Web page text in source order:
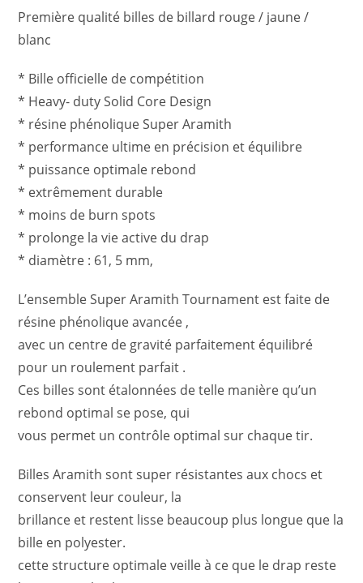
Première qualité billes de billard rouge / jaune /
blanc
* Bille officielle de compétition
* Heavy- duty Solid Core Design
* résine phénolique Super Aramith
* performance ultime en précision et équilibre
* puissance optimale rebond
* extrêmement durable
* moins de burn spots
* prolonge la vie active du drap
* diamètre : 61, 5 mm,
L’ensemble Super Aramith Tournament est faite de
résine phénolique avancée ,
avec un centre de gravité parfaitement équilibré
pour un roulement parfait .
Ces billes sont étalonnées de telle manière qu’un
rebond optimal se pose, qui
vous permet un contrôle optimal sur chaque tir.
Billes Aramith sont super résistantes aux chocs et
conservent leur couleur, la
brillance et restent lisse beaucoup plus longue que la
bille en polyester.
cette structure optimale veille à ce que le drap reste